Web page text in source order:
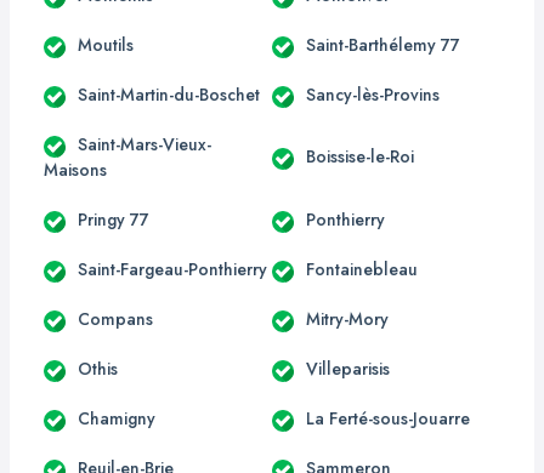
Moutils Saint-Barthélemy 77
Saint-Martin-du-Boschet Sancy-lès-Provins
Saint-Mars-Vieux-
Maisons
Boissise-le-Roi
Pringy 77 Ponthierry
Saint-Fargeau-Ponthierry Fontainebleau
Compans Mitry-Mory
Othis Villeparisis
Chamigny La Ferté-sous-Jouarre
Reuil-en-Brie Sammeron